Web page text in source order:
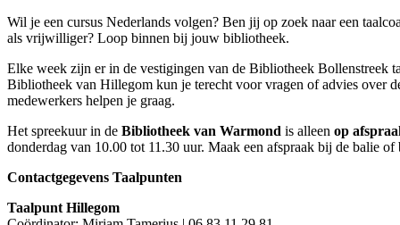
Wil je een cursus Nederlands volgen? Ben jij op zoek naar een
als vrijwilliger? Loop binnen bij jouw bibliotheek.
Elke week zijn er in de vestigingen van de Bibliotheek Bollenstreek
Bibliotheek van Hillegom kun je terecht voor vragen of advies over
medewerkers helpen je graag.
Het spreekuur in de Bibliotheek van Warmond is alleen op
donderdag van 10.00 tot 11.30 uur. Maak een afspraak bij de balie
Contactgegevens Taalpunten
Taalpunt Hillegom